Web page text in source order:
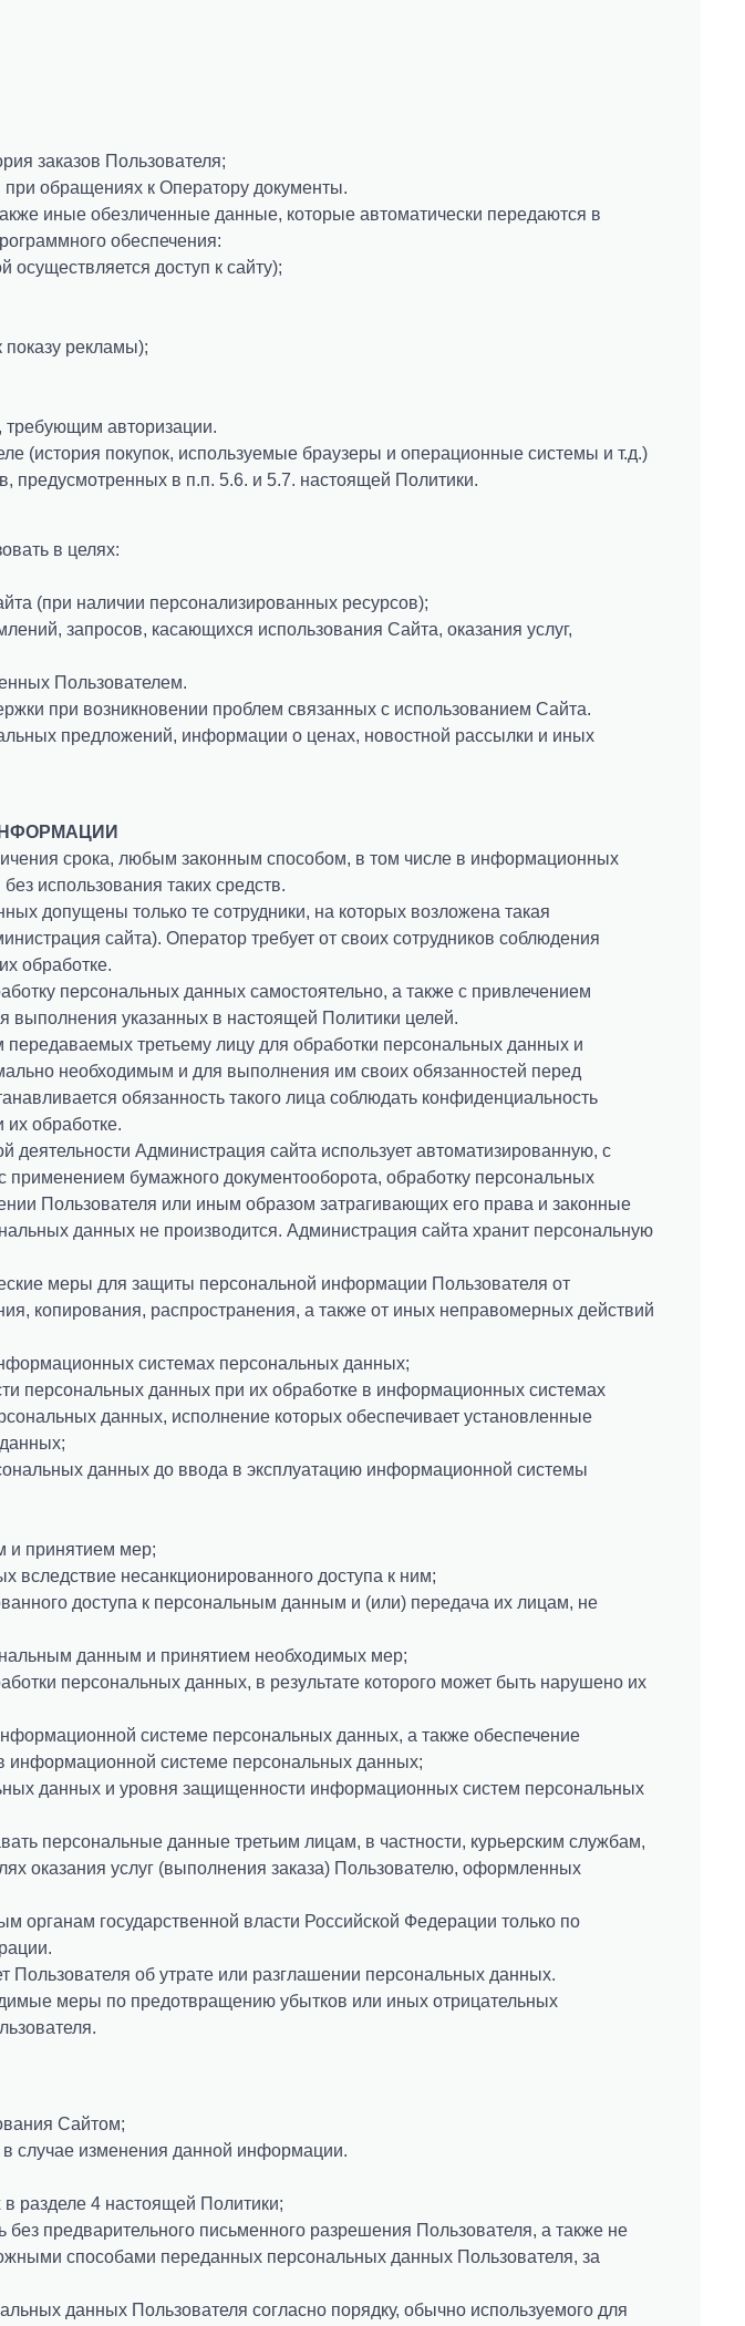
заказов Пользователя;
обращениях к Оператору документы.
иные обезличенные данные, которые автоматически передаются в
обеспечения:
доступ к сайту);
рекламы);
требующим авторизации.
(история покупок, используемые браузеры и операционные системы и т.д.)
предусмотренных в п.п. 5.6. и 5.7. настоящей Политики.
в целях:
(при наличии персонализированных ресурсов);
запросов, касающихся использования Сайта, оказания услуг,
Пользователем.
при возникновении проблем связанных с использованием Сайта.
предложений, информации о ценах, новостной рассылки и иных
срока, любым законным способом, в том числе в информационных
использования таких средств.
допущены только те сотрудники, на которых возложена такая
сайта). Оператор требует от своих сотрудников соблюдения
обработке.
персональных данных самостоятельно, а также с привлечением
выполнения указанных в настоящей Политики целей.
третьему лицу для обработки персональных данных и
необходимым и для выполнения им своих обязанностей перед
обязанность такого лица соблюдать конфиденциальность
обработке.
деятельности Администрация сайта использует автоматизированную, с
бумажного документооборота, обработку персональных
Пользователя или иным образом затрагивающих его права и законные
данных не производится. Администрация сайта хранит персональную
меры для защиты персональной информации Пользователя от
копирования, распространения, а также от иных неправомерных действий
системах персональных данных;
персональных данных при их обработке в информационных системах
данных, исполнение которых обеспечивает установленные
данных до ввода в эксплуатацию информационной системы
и принятием мер;
несанкционированного доступа к ним;
доступа к персональным данным и (или) передача их лицам, не
данным и принятием необходимых мер;
персональных данных, в результате которого может быть нарушено их
системе персональных данных, а также обеспечение
информационной системе персональных данных;
данных и уровня защищенности информационных систем персональных
персональные данные третьим лицам, в частности, курьерским службам,
оказания услуг (выполнения заказа) Пользователю, оформленных
государственной власти Российской Федерации только по
об утрате или разглашении персональных данных.
меры по предотвращению убытков или иных отрицательных
Сайтом;
случае изменения данной информации.
разделе 4 настоящей Политики;
предварительного письменного разрешения Пользователя, а также не
способами переданных персональных данных Пользователя, за
данных Пользователя согласно порядку, обычно используемого для
Владивосток
Ижевск
Сочи
Казань
Краснодар
Киров
Кострома
Курск
Новороссийск
Ростов-на-Дону
Ставрополь
Тюмень
Владикавказ
Пенза
данных
данных
данных
данных
данных
данных
данных
данных
ОТЗЫВ
данных